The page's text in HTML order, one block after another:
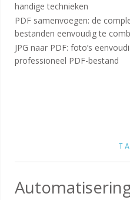
handige technieken
PDF samenvoegen: de
bestanden eenvoudig te
JPG naar PDF: foto’s
professioneel PDF-bestand